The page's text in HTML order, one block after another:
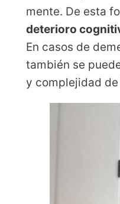
mente. De esta
deterioro
En casos de
también se
y complejidad